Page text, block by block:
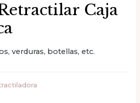
Caja
verduras, botellas, etc.